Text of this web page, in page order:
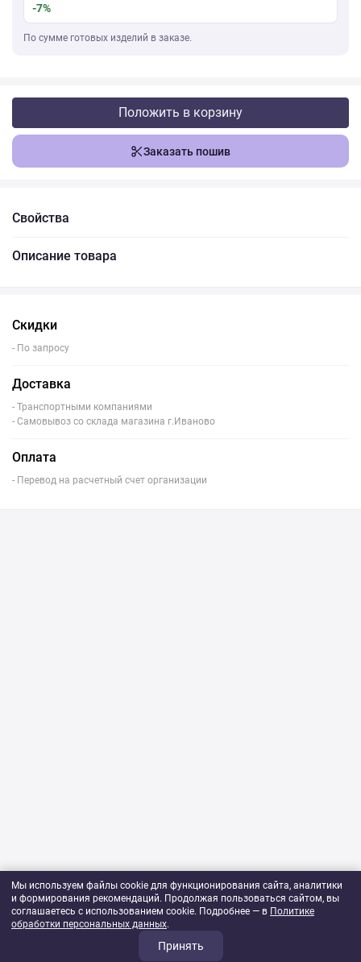
-7%
По сумме готовых изделий в заказе.
Положить в корзину
Заказать пошив
Свойства
Описание товара
Скидки
- По запросу
Доставка
- Транспортными компаниями
- Самовывоз со склада магазина г.Иваново
Оплата
- Перевод на расчетный счет организации
Мы используем файлы cookie для функционирования сайта, аналитики
и формирования рекомендаций. Продолжая пользоваться сайтом, вы
соглашаетесь с использованием cookie. Подробнее — в Политике
обработки персональных данных.
Принять